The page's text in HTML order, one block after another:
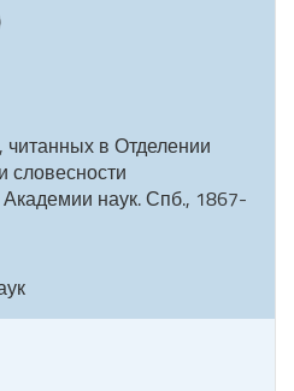
читанных в Отделении
словесности
наук. Спб., 1867-